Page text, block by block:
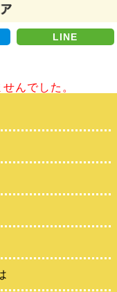
LINE
んでした。